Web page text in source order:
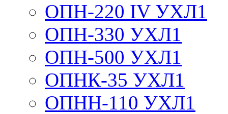
ОПН-220 IV УХЛ1
ОПН-330 УХЛ1
ОПН-500 УХЛ1
ОПНК-35 УХЛ1
ОПНН-110 УХЛ1